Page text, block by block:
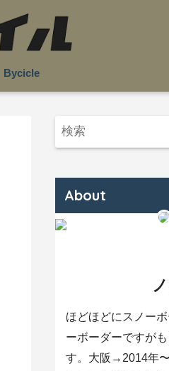
Bycicle
About
ほどほどにスノー
ーボーダーですが
す。大阪→2014年